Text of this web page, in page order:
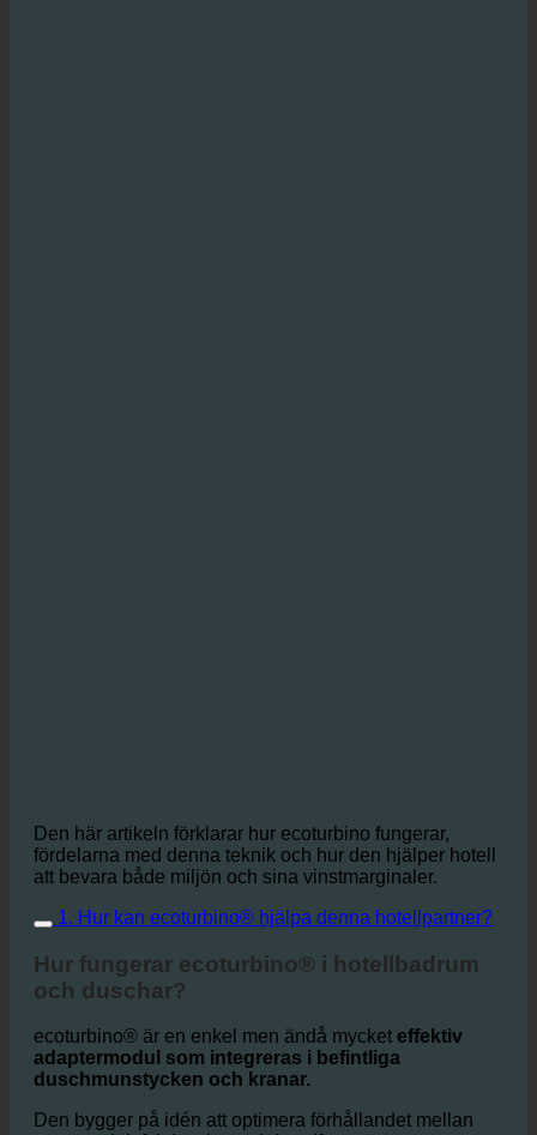
Den här artikeln förklarar hur ecoturbino fungerar,
fördelarna med denna teknik och hur den hjälper hotell
att bevara både miljön och sina vinstmarginaler.
1. Hur kan ecoturbino® hjälpa denna hotellpartner?
Hur fungerar ecoturbino® i hotellbadrum
och duschar?
ecoturbino® är en enkel men ändå mycket
adaptermodul som integreras i befintliga
duschmunstycken och kranar.